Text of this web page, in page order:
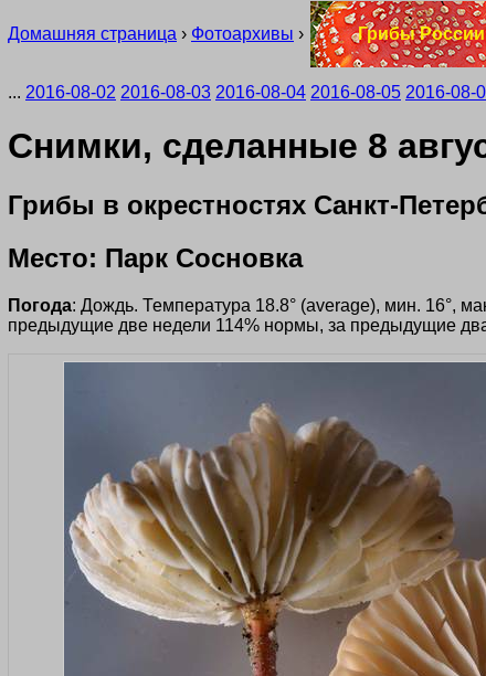
Домашняя страница › Фотоархивы › Грибы России
... 2016-08-02 2016-08-03 2016-08-04 2016-08-05 2016-08-
Снимки, сделанные 8
Грибы в окрестностях Санкт-
Место: Парк Сосновка
Погода: Дождь. Температура 18.8° (average), мин. 16°,
предыдущие две недели 114% нормы, за предыдущие